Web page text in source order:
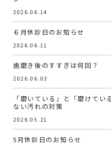
2026.06.14
６月休診日のお知らせ
2026.06.11
歯磨き後のすすぎは何回？
2026.06.03
「磨いている」と「磨けて
ない汚れの対策
2026.05.21
5月休診日のお知らせ